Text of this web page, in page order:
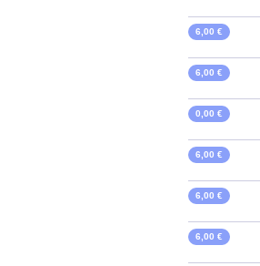
6,00 €
6,00 €
0,00 €
6,00 €
6,00 €
6,00 €